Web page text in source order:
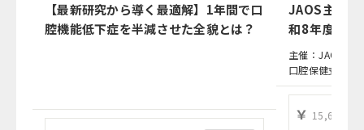
【最新研究から導く最適解】1年間で口
腔機能低下症を半減させた全貌とは？
JAOS主催
和8年度（
応
主催：JAOS（
口腔保健支援機
15,630（